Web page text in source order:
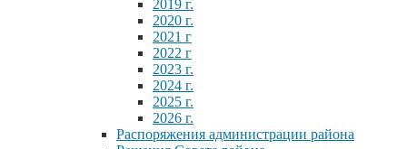
2019 г.
2020 г.
2021 г
2022 г
2023 г.
2024 г.
2025 г.
2026 г.
Распоряжения администрации района